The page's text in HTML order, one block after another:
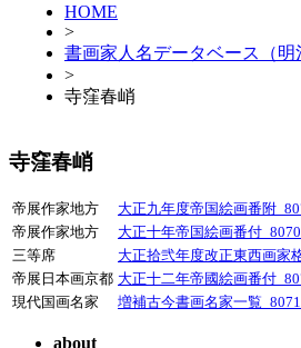
HOME
>
書画家人名データベース（明
>
寺窪春峭
寺窪春峭
帝展作家地方 大正九年度帝国絵画番附
帝展作家地方
大正十年帝国絵画番付
三等席
大正拾弐年度改正東西画家
帝展日本画京都 大正十二年帝國絵画番付
現代国画名家
増補古今書画名家一覧
about